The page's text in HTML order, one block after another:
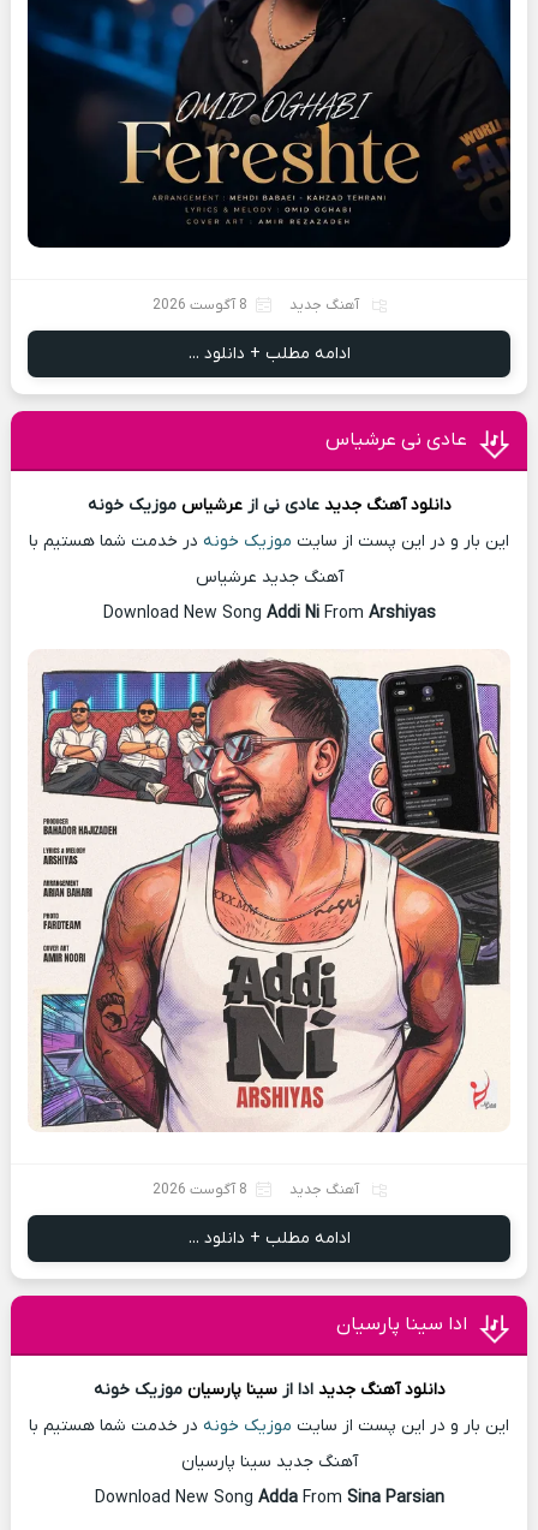
آهنگ جدید 8 آگوست 2026
ادامه مطلب + دانلود ...
عادی نی عرشیاس
دانلود آهنگ جدید عادی نی ازعرشیاس موزیک خونه
این بار و در این پست از سایت موزیک خونه در خدمت شما هستیم با
آهنگ جدید عرشیاس
Download New Song Addi NiFrom Arshiyas
آهنگ جدید 8 آگوست 2026
ادامه مطلب + دانلود ...
ادا سینا پارسیان
دانلود آهنگ جدید ادا ازسینا پارسیان موزیک خونه
این بار و در این پست از سایت موزیک خونه در خدمت شما هستیم با
آهنگ جدید سینا پارسیان
Download New Song AddaFrom Sina Parsian